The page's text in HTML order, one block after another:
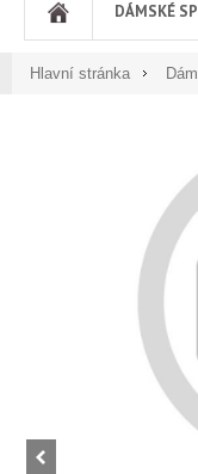
DÁMSKÉ
Hlavní stránka